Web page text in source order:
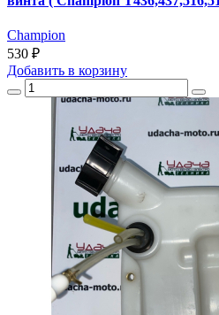
Champion
530 ₽
Добавить в корзину